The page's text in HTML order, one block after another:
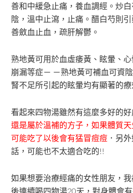
善和中緩急止痛，養血調經。炒
陰，溫中止瀉，止痛。醋白芍則引
善斂血止血，疏肝解鬱。
熟地黃可用於血虛痿黃、眩暈、
崩漏等症－ －熟地黃可補血可資
腎不足所引起的眩暈均有顯著的療
看起來四物湯雖然有這麼多好的
還是屬於溫補的方子，如果體質
可能吃了以後會有猛冒痘痘 ．另
話，可能也不太適合吃的!!
如果想要治療經痛的女性朋友，
後連續喝四物湯20天，對身體會